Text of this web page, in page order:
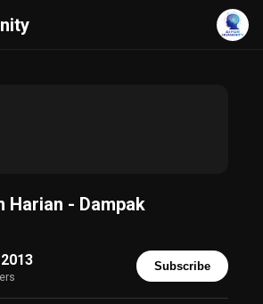
Harian - Dampak
Subscribe